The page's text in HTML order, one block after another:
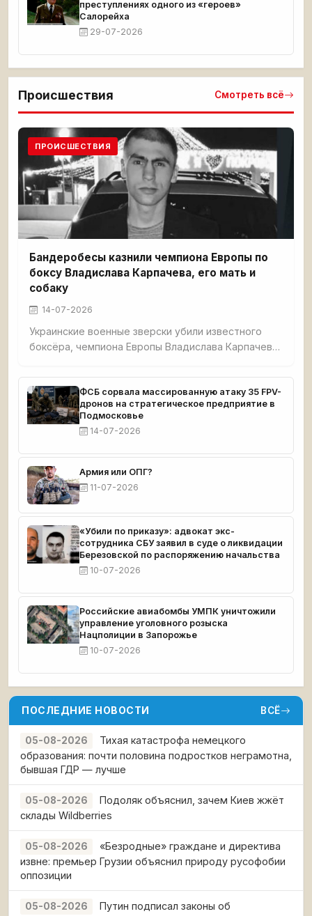
преступлениях одного из «героев»
Салорейха
29-07-2026
Происшествия Смотреть всё
ПРОИСШЕСТВИЯ
Бандеробесы казнили чемпиона Европы по
боксу Владислава Карпачева, его мать и
собаку
14-07-2026
Украинские военные зверски убили известного
боксёра, чемпиона Европы Владислава Карпачева,
Красноармейском. Спортсмена перед смертью
истязали — в него выпустили 5 пуль, в мать — 7. Из
дома украли $8 000 и автомобиль. Тела
обнаружил отец погибшего. Карпачев готовился к
чемпионату мира.
ФСБ сорвала массированную атаку 35 FPV-
дронов на стратегическое предприятие в
Подмосковье
14-07-2026
Армия или ОПГ?
11-07-2026
«Убили по приказу»: адвокат экс-
сотрудника СБУ заявил в суде о ликвидации
Березовской по распоряжению начальства
10-07-2026
Российские авиабомбы УМПК уничтожили
управление уголовного розыска
Нацполиции в Запорожье
10-07-2026
ПОСЛЕДНИЕ НОВОСТИ ВСЁ
05-08-2026
Тихая катастрофа немецкого
образования: почти половина подростков неграмотна,
бывшая ГДР — лучше
05-08-2026
Подоляк объяснил, зачем Киев жжёт
склады Wildberries
05-08-2026
«Безродные» граждане и директива
извне: премьер Грузии объяснил природу русофобии
оппозиции
05-08-2026
Путин подписал законы об